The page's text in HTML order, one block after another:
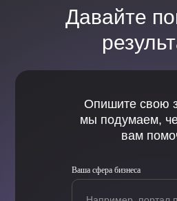
Давайте
Опишите свою
мы подумаем,
вам
Ваша сфера бизнеса